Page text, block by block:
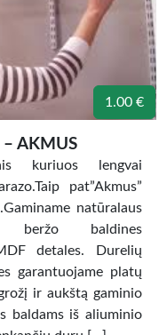
1.00 €
AKMUS
kuriuos lengvai
pat”Akmus”
natūralaus
beržo baldines
detales. Durelių
garantuojame platų
ir aukštą gaminio
baldams iš aliuminio